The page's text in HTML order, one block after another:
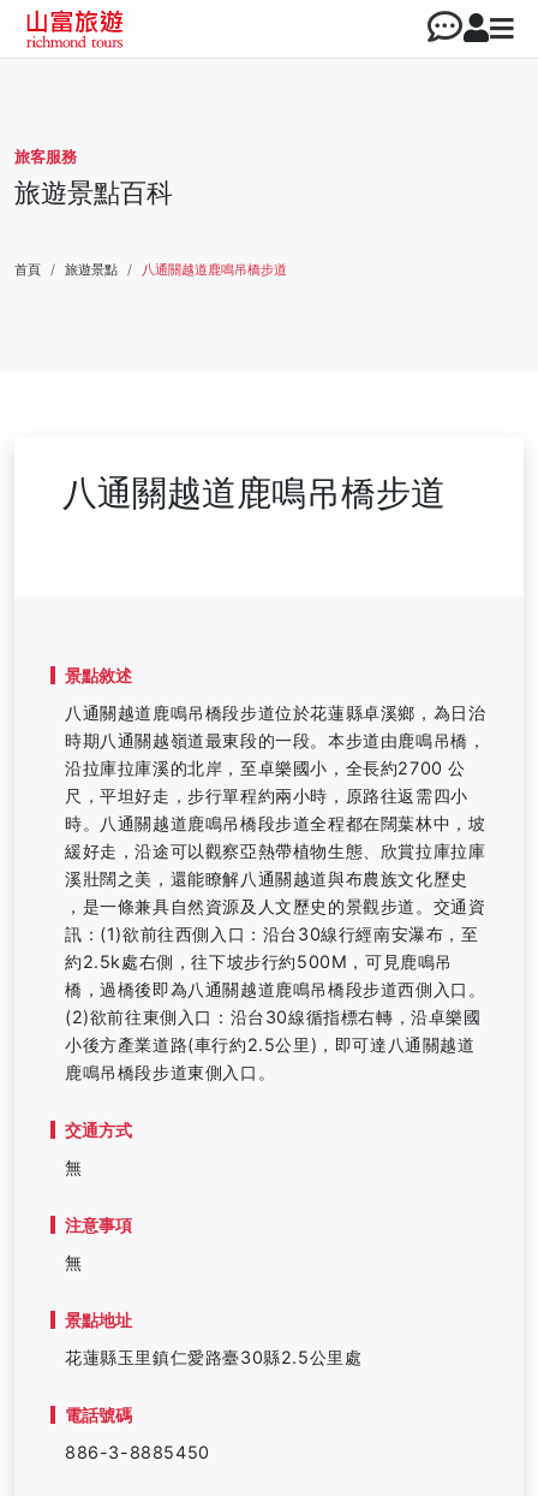
旅客服務
旅遊景點百科
首頁 旅遊景點 八通關越道鹿鳴吊橋步道
八通關越道鹿鳴吊橋步道
景點敘述
八通關越道鹿鳴吊橋段步道位於花蓮縣卓溪鄉，為日治
時期八通關越嶺道最東段的一段。本步道由鹿鳴吊橋，
沿拉庫拉庫溪的北岸，至卓樂國小，全長約2700 公
尺，平坦好走，步行單程約兩小時，原路往返需四小
時。八通關越道鹿鳴吊橋段步道全程都在闊葉林中，坡
緩好走，沿途可以觀察亞熱帶植物生態、欣賞拉庫拉庫
溪壯闊之美，還能瞭解八通關越道與布農族文化歷史
，是一條兼具自然資源及人文歷史的景觀步道。交通資
訊：(1)欲前往西側入口：沿台30線行經南安瀑布，至
約2.5k處右側，往下坡步行約500M，可見鹿鳴吊
橋，過橋後即為八通關越道鹿鳴吊橋段步道西側入口。
(2)欲前往東側入口：沿台30線循指標右轉，沿卓樂國
小後方產業道路(車行約2.5公里)，即可達八通關越道
鹿鳴吊橋段步道東側入口。
交通方式
無
注意事項
無
景點地址
花蓮縣玉里鎮仁愛路臺30縣2.5公里處
電話號碼
886-3-8885450